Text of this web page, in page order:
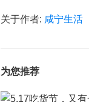
关于作者: 咸宁生活
为您推荐